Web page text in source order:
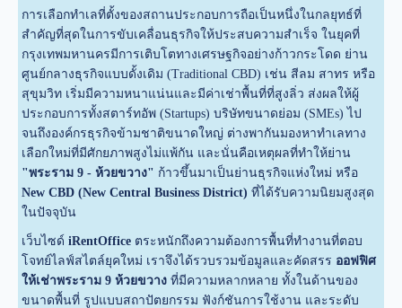
การเลือกทำเลที่ตั้งของสถานประกอบการถือเป็นหนึ่งในกลยุทธ์ที่
สำคัญที่สุดในการขับเคลื่อนธุรกิจให้ประสบความสำเร็จ ในยุคที่
กรุงเทพมหานครมีการเติบโตทางเศรษฐกิจอย่างก้าวกระโดด ย่าน
ศูนย์กลางธุรกิจแบบดั้งเดิม (Traditional CBD) เช่น สีลม สาทร หรือ
สุขุมวิท เริ่มมีความหนาแน่นและมีค่าเช่าพื้นที่ที่สูงลิ่ว ส่งผลให้ผู้
ประกอบการทั้งสตาร์ทอัพ (Startups) บริษัทขนาดย่อม (SMEs) ไป
จนถึงองค์กรธุรกิจข้ามชาติขนาดใหญ่ ต่างพากันมองหาทำเลทาง
เลือกใหม่ที่มีศักยภาพสูงไม่แพ้กัน และนั่นคือเหตุผลที่ทำให้ย่าน
"พระราม 9 - ห้วยขวาง" ก้าวขึ้นมาเป็นย่านธุรกิจแห่งใหม่ หรือ
New CBD (New Central Business District) ที่ได้รับความนิยมสูงสุด
ในปัจจุบัน
เว็บไซด์iRentOffice ตระหนักถึงความต้องการพื้นที่ทำงานที่ตอบ
โจทย์ไลฟ์สไตล์ยุคใหม่ เราจึงได้รวบรวมข้อมูลและคัดสรร ออฟฟิศ
ให้เช่าพระราม 9 ห้วยขวาง ที่มีความหลากหลาย ทั้งในด้านของ
ขนาดพื้นที่ รูปแบบสถาปัตยกรรม ฟังก์ชันการใช้งาน และระดับ